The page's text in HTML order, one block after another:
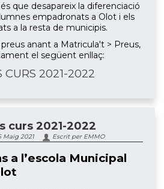
que desapareix la diferenciació
empadronats a Olot i els
a la resta de municipis.
anant a Matricula't > Preus,
el següent enllaç:
CURS 2021-2022
curs 2021-2022
Maig 2021 Escrit per EMMO
a l’escola Municipal